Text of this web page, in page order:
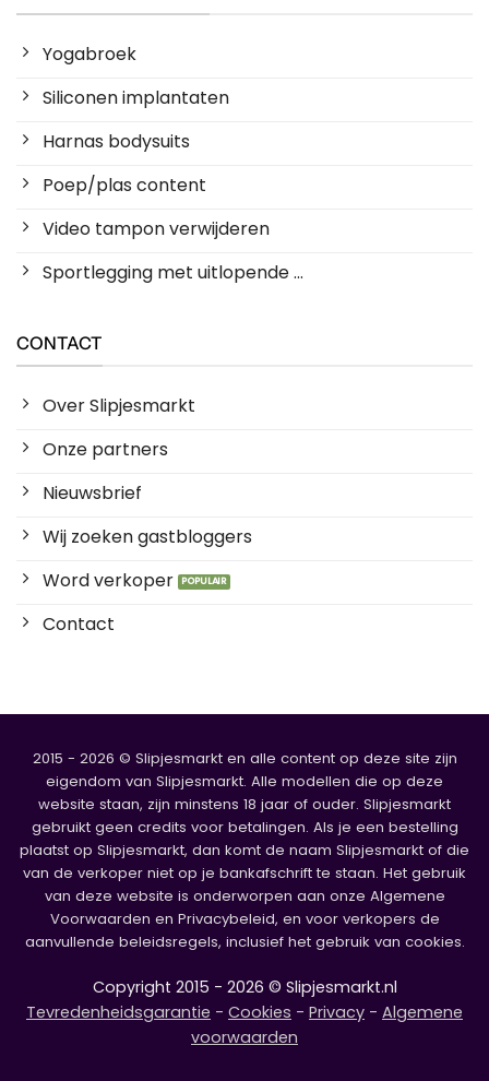
Yogabroek
Siliconen implantaten
Harnas bodysuits
Poep/plas content
Video tampon verwijderen
Sportlegging met uitlopende ...
CONTACT
Over Slipjesmarkt
Onze partners
Nieuwsbrief
Wij zoeken gastbloggers
Word verkoper
Contact
2015 - 2026 © Slipjesmarkt en alle content op deze site zijn
eigendom van Slipjesmarkt. Alle modellen die op deze
website staan, zijn minstens 18 jaar of ouder. Slipjesmarkt
gebruikt geen credits voor betalingen. Als je een bestelling
plaatst op Slipjesmarkt, dan komt de naam Slipjesmarkt of die
van de verkoper niet op je bankafschrift te staan. Het gebruik
van deze website is onderworpen aan onze Algemene
Voorwaarden en Privacybeleid, en voor verkopers de
aanvullende beleidsregels, inclusief het gebruik van cookies.
Copyright 2015 - 2026 © Slipjesmarkt.nl
Tevredenheidsgarantie - Cookies - Privacy - Algemene
voorwaarden